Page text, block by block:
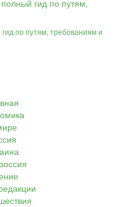
по путям, требованиям и